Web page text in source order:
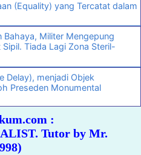
(Equality) yang Tercatat dalam
Militer Mengepung
Tiada Lagi Zona Steril-
Delay), menjadi Objek
Preseden Monumental
:
Tutor by Mr.